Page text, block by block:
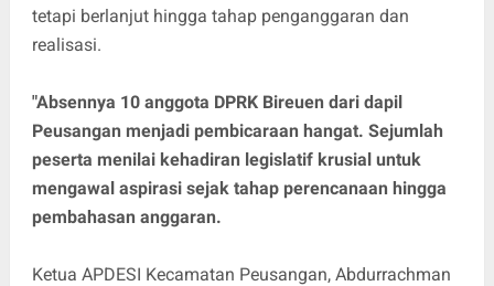
tetapi berlanjut hingga tahap penganggaran dan
realisasi.
"Absennya 10 anggota DPRK Bireuen dari dapil
Peusangan menjadi pembicaraan hangat. Sejumlah
peserta menilai kehadiran legislatif krusial untuk
mengawal aspirasi sejak tahap perencanaan hingga
pembahasan anggaran.
Ketua APDESI Kecamatan Peusangan, Abdurrachman